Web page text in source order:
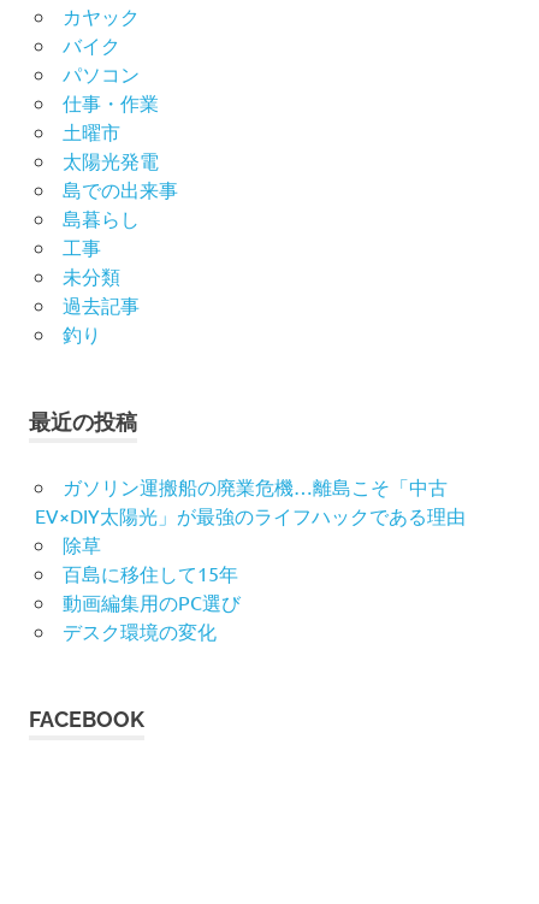
カヤック
バイク
パソコン
仕事・作業
土曜市
太陽光発電
島での出来事
島暮らし
工事
未分類
過去記事
釣り
最近の投稿
ガソリン運搬船の廃業危機…離島こそ「中古
EV×DIY太陽光」が最強のライフハックである理由
除草
百島に移住して15年
動画編集用のPC選び
デスク環境の変化
FACEBOOK